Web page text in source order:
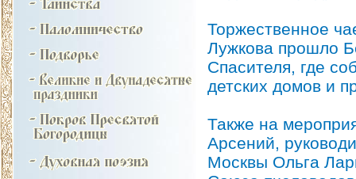
Торжественное
Лужкова прошло
Спасителя, где
детских домов и
Также на
Арсений,
Москвы Ольга